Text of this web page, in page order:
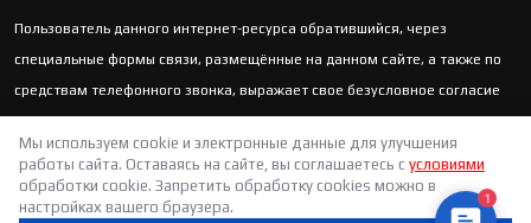
Пользователь данного интернет-ресурса обратившийся, через
специальные формы связи, размещённые на данном сайте, а также по
средствам телефонного звонка, выражает свое безусловное согласие
продолжить устную или письменную коммуникацию с помощью
электронных средств связи, в т.ч.: sms-информирование, e-mail-
рассылка и т.п. и т.д.
Мы используем cookie и электронные данные для улучшения
работы сайта. Оставаясь на сайте, вы соглашаетесь с условиями
обработки cookie. Запретить обработку cookies можно в
настройках вашего браузера.
Contact
1